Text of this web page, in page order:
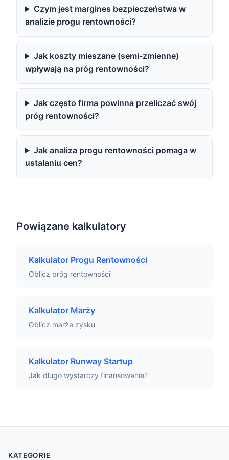
Czym jest margines bezpieczeństwa w
analizie progu rentowności?
Jak koszty mieszane (semi-zmienne)
wpływają na próg rentowności?
Jak często firma powinna przeliczać swój
próg rentowności?
Jak analiza progu rentowności pomaga w
ustalaniu cen?
Powiązane kalkulatory
Kalkulator Progu Rentowności
Oblicz próg rentowności
Kalkulator Marży
Oblicz marże zysku
Kalkulator Runway Startup
Jak długo wystarczy finansowanie?
KATEGORIE